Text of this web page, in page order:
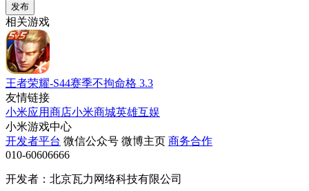
发布
相关游戏
王者荣耀-S44赛季不拘命格 3.3
友情链接
小米应用商店小米商城英雄互娱
小米游戏中心
开发者平台 微信公众号 微博主页 商务合作
010-60606666
开发者：北京瓦力网络科技有限公司